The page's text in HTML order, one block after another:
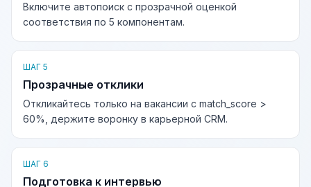
Включите автопоиск с прозрачной оценкой
соответствия по 5 компонентам.
ШАГ 5
Прозрачные отклики
Откликайтесь только на вакансии с match_score >
60%, держите воронку в карьерной CRM.
ШАГ 6
Подготовка к интервью